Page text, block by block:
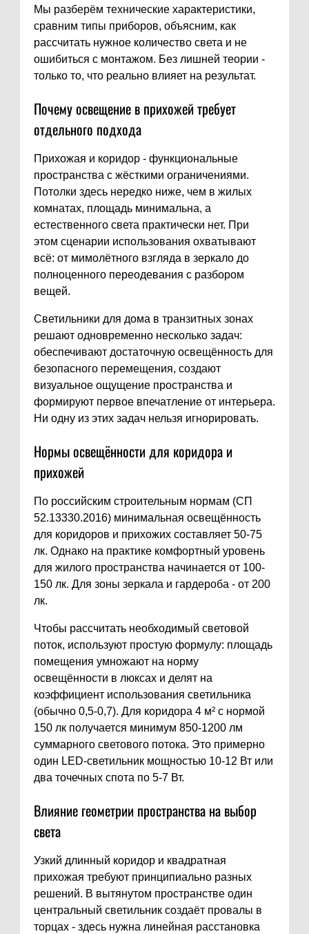
Мы разберём технические характеристики,
сравним типы приборов, объясним, как
рассчитать нужное количество света и не
ошибиться с монтажом. Без лишней теории -
только то, что реально влияет на результат.
Почему освещение в прихожей требует
отдельного подхода
Прихожая и коридор - функциональные
пространства с жёсткими ограничениями.
Потолки здесь нередко ниже, чем в жилых
комнатах, площадь минимальна, а
естественного света практически нет. При
этом сценарии использования охватывают
всё: от мимолётного взгляда в зеркало до
полноценного переодевания с разбором
вещей.
Светильники для дома в транзитных зонах
решают одновременно несколько задач:
обеспечивают достаточную освещённость для
безопасного перемещения, создают
визуальное ощущение пространства и
формируют первое впечатление от интерьера.
Ни одну из этих задач нельзя игнорировать.
Нормы освещённости для коридора и
прихожей
По российским строительным нормам (СП
52.13330.2016) минимальная освещённость
для коридоров и прихожих составляет 50-75
лк. Однако на практике комфортный уровень
для жилого пространства начинается от 100-
150 лк. Для зоны зеркала и гардероба - от 200
лк.
Чтобы рассчитать необходимый световой
поток, используют простую формулу: площадь
помещения умножают на норму
освещённости в люксах и делят на
коэффициент использования светильника
(обычно 0,5-0,7). Для коридора 4 м² с нормой
150 лк получается минимум 850-1200 лм
суммарного светового потока. Это примерно
один LED-светильник мощностью 10-12 Вт или
два точечных спота по 5-7 Вт.
Влияние геометрии пространства на выбор
света
Узкий длинный коридор и квадратная
прихожая требуют принципиально разных
решений. В вытянутом пространстве один
центральный светильник создаёт провалы в
торцах - здесь нужна линейная расстановка